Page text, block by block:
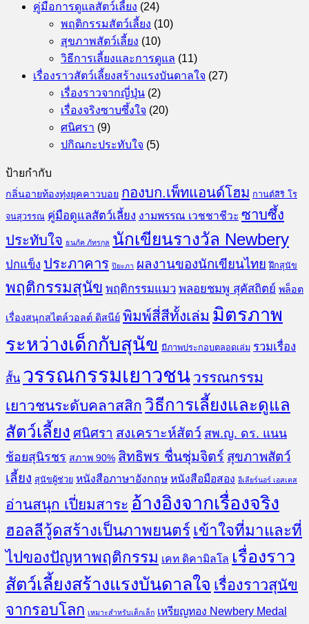
คู่มือการดูแลสัตว์เลี้ยง (24)
พฤติกรรมสัตว์เลี้ยง (10)
สุขภาพสัตว์เลี้ยง (10)
วิธีการเลี้ยงและการดูแล (11)
เรื่องราวสัตว์เลี้ยงสร้างแรงบันดาลใจ (27)
เรื่องราวจากญี่ปุ่น (2)
เรื่องจริงซาบซึ้งใจ (20)
ศนิศรา (9)
ปกิณกะประทับใจ (5)
ป้ายกำกับ
กลิ่นอายท้องทุ่งยุคคาวบอย กองบก.เพ็ทแอนด์โฮม กานต์สิริ โร
จนสุวรรณ คู่มือดูแลสัตว์เลี้ยง งามพรรณ เวชชาชีวะ ซาบซึ้ง
ประทับใจ ธนภัค ภัทรกุล นักเขียนรางวัล Newbery
ปกแข็ง ประภาคาร ปิยะภา ผลงานของนักเขียนไทย ฝึกสุนัข
พฤติกรรมสุนัข พฤติกรรมแมว พลอยชมพู สุคัสถิตย์ พล็อต
เรื่องสนุกสไตล์วอลต์ ดิสนีย์ พิมพ์สี่สีทั้งเล่ม มิตรภาพ
ระหว่างเด็กกับสุนัข มีภาพประกอบตลอดเล่ม รวมเรื่อง
สั้น วรรณกรรมเยาวชน วรรณกรรม
เยาวชนระดับคลาสสิก วิธีการเลี้ยงและดูแล
สัตว์เลี้ยง ศนิศรา สงเคราะห์สัตว์ สพ.ญ. ดร. แนน
ช้อยสุนิรชร สภาพ 90% สิทธิพร ชื่นชุ่มจิตร์ สุขภาพสัตว์
เลี้ยง สุนัขผู้ช่วย หนังสือภาษาอังกฤษ หนังสือมือสอง อีเลียร์นอร์ เอสเตส
อ่านสนุก เปี่ยมสาระ อ้างอิงจากเรื่องจริง
ฮอลลีวู้ดสร้างเป็นภาพยนตร์ เข้าใจที่มาและที่
ไปของปัญหาพฤติกรรม เคท ดิคามิลโล เรื่องราว
สัตว์เลี้ยงสร้างแรงบันดาลใจ เรื่องราวสุนัข
จากรอบโลก เหมาะสำหรับเด็กเล็ก เหรียญทอง Newbery Medal